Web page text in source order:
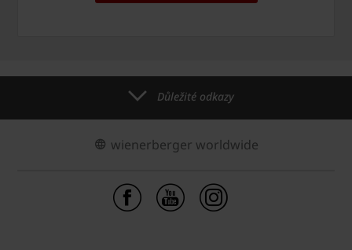
Důležité odkazy
wienerberger worldwide